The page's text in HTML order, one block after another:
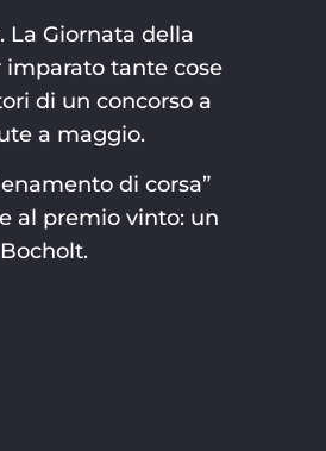
La Giornata della
imparato tante cose
di un concorso a
a maggio.
di corsa”
al premio vinto: un